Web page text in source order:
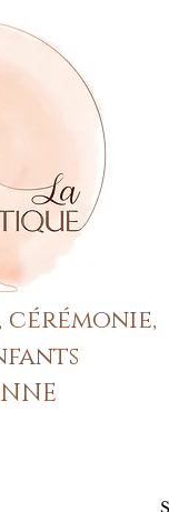
cérémonie,